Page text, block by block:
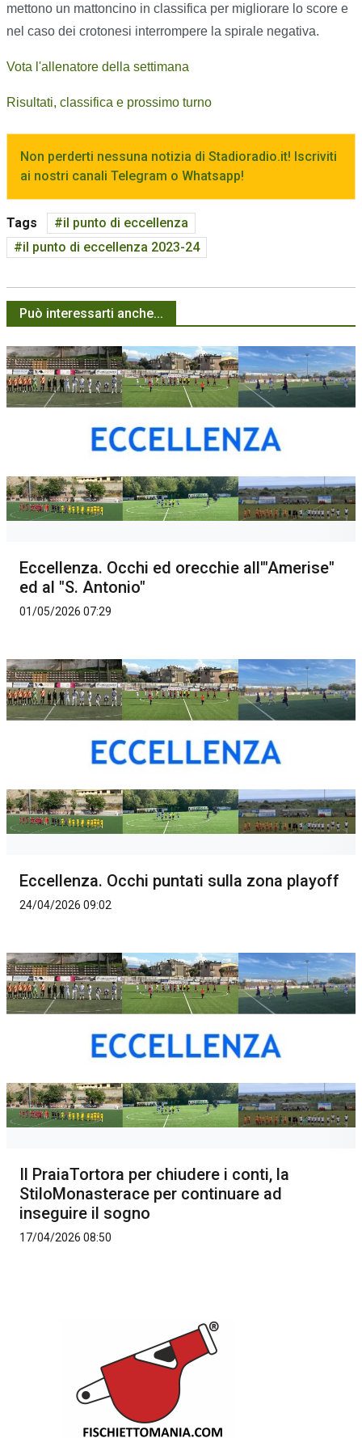
mettono un mattoncino in classifica per migliorare lo score e
nel caso dei crotonesi interrompere la spirale negativa.
Vota l'allenatore della settimana
Risultati, classifica e prossimo turno
Non perderti nessuna notizia di Stadioradio.it! Iscriviti
ai nostri canali Telegram o Whatsapp!
Tags
il punto di eccellenza
il punto di eccellenza 2023-24
Può interessarti anche...
Eccellenza. Occhi ed orecchie all'"Amerise"
ed al "S. Antonio"
01/05/2026 07:29
Eccellenza. Occhi puntati sulla zona playoff
24/04/2026 09:02
Il PraiaTortora per chiudere i conti, la
StiloMonasterace per continuare ad
inseguire il sogno
17/04/2026 08:50